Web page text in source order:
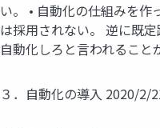
い。 • 自動化の仕組みを作
は採用されない。 逆に既
自動化しろと言われること
３．自動化の導入 2020/2/